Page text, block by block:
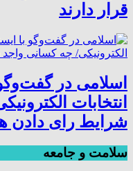
قرار دارند
اسلامی در
انتخابات
شرایط رای دادن
سلامت و جامعه